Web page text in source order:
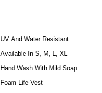
UV And Water Resistant
Available In S, M, L, XL
Hand Wash With Mild Soap
Foam Life Vest